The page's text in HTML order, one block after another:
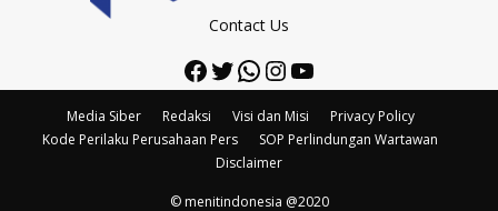
Contact Us
Facebook
Twitter
WhatsApp
Instagram
YouTube
Media Siber Redaksi Visi dan Misi
Privacy Policy
Kode Perilaku Perusahaan Pers
SOP Perlindungan Wartawan
Disclaimer
© menitindonesia @2020